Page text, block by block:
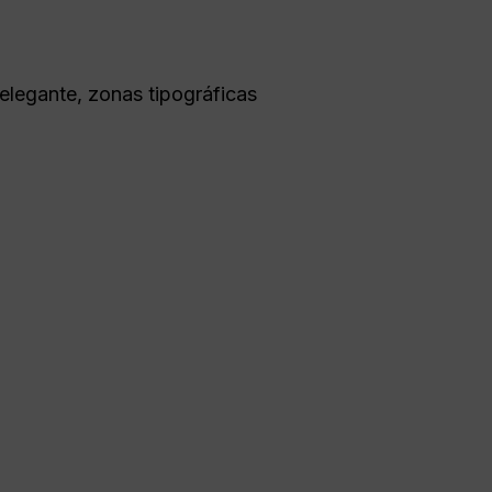
zonas tipográficas